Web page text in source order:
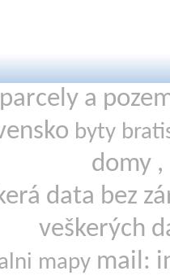
a
byty
domy ,
data bez
veškerých
mapy mail: